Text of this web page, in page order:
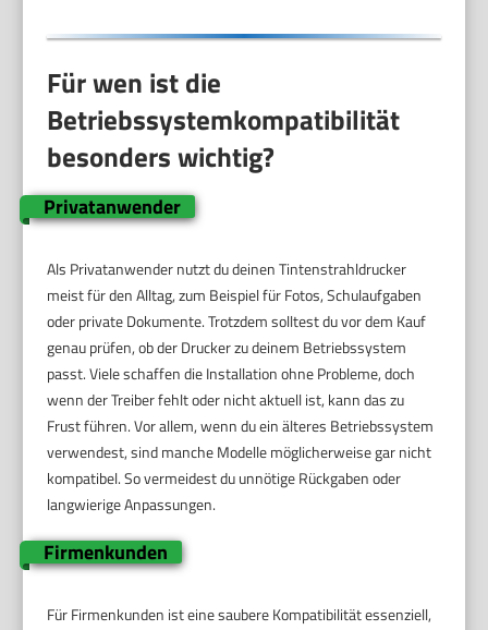
Für wen ist die
Betriebssystemkompatibilität
besonders wichtig?
Privatanwender
Als Privatanwender nutzt du deinen Tintenstrahldrucker
meist für den Alltag, zum Beispiel für Fotos, Schulaufgaben
oder private Dokumente. Trotzdem solltest du vor dem Kauf
genau prüfen, ob der Drucker zu deinem Betriebssystem
passt. Viele schaffen die Installation ohne Probleme, doch
wenn der Treiber fehlt oder nicht aktuell ist, kann das zu
Frust führen. Vor allem, wenn du ein älteres Betriebssystem
verwendest, sind manche Modelle möglicherweise gar nicht
kompatibel. So vermeidest du unnötige Rückgaben oder
langwierige Anpassungen.
Firmenkunden
Für Firmenkunden ist eine saubere Kompatibilität essenziell,